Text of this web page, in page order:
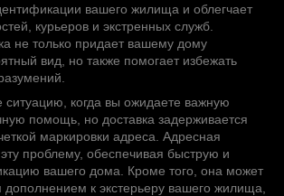
вашего жилища и облегчает
курьеров и экстренных служб.
не только придает вашему дому
вид, но также помогает избежать
ситуацию, когда вы ожидаете важную
помощь, но доставка задерживается
маркировки адреса. Адресная
проблему, обеспечивая быструю и
вашего дома. Кроме того, она может
дополнением к экстерьеру вашего жилища,